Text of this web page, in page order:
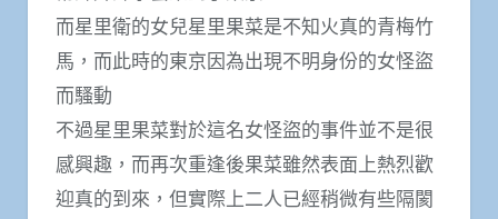
而星里衛的女兒星里果菜是不知火真的青梅竹
馬，而此時的東京因為出現不明身份的女怪盜
而騷動
不過星里果菜對於這名女怪盜的事件並不是很
感興趣，而再次重逢後果菜雖然表面上熱烈歡
迎真的到來，但實際上二人已經稍微有些隔閡